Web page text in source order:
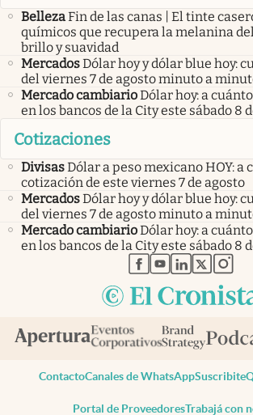
BellezaFin de las canas | El tinte
químicos que recupera la melanina
brillo y suavidad
MercadosDólar hoy y dólar blue hoy:
del viernes 7 de agosto minuto a
Mercado cambiarioDólar hoy: a
en los bancos de la City este sábado 8
Cotizaciones
DivisasDólar a peso mexicano HOY: a
cotización de este viernes 7 de agosto
MercadosDólar hoy y dólar blue hoy:
del viernes 7 de agosto minuto a
Mercado cambiarioDólar hoy: a
en los bancos de la City este sábado 8
abre en nueva
abre en nueva
abre en
abre
ContactoCanales de WhatsAppSuscribite
Portal de ProveedoresTrabajá con